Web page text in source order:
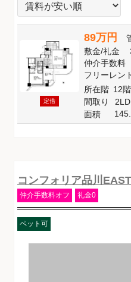
定借
89万円
敷金/礼金
仲介手数料
フリーレン
所在階 12階
間取り
面積
コンフォリア品川EAST
仲介手数料オフ 礼金0
ペット可